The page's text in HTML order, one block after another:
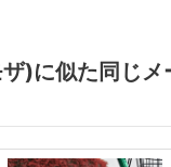
)に似た同じメ